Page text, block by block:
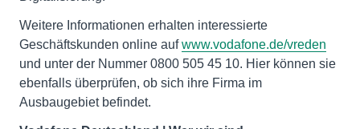
Weitere Informationen erhalten interessierte
Geschäftskunden online aufwww.vodafone.de/vreden
und unter der Nummer 0800 505 45 10. Hier können sie
ebenfalls überprüfen, ob sich ihre Firma im
Ausbaugebiet befindet.